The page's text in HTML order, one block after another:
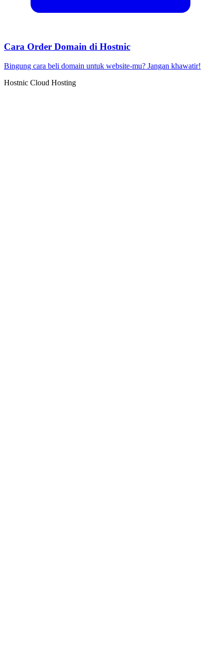
Cara Order Domain di Hostnic
Bingung cara beli domain untuk website-mu? Jangan khawatir!
Hostnic Cloud Hosting